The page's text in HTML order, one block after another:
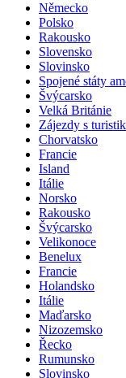
Německo
Polsko
Rakousko
Slovensko
Slovinsko
Spojené státy
Švýcarsko
Velká Británie
Zájezdy s
Chorvatsko
Francie
Island
Itálie
Norsko
Rakousko
Švýcarsko
Velikonoce
Benelux
Francie
Holandsko
Itálie
Maďarsko
Nizozemsko
Řecko
Rumunsko
Slovinsko